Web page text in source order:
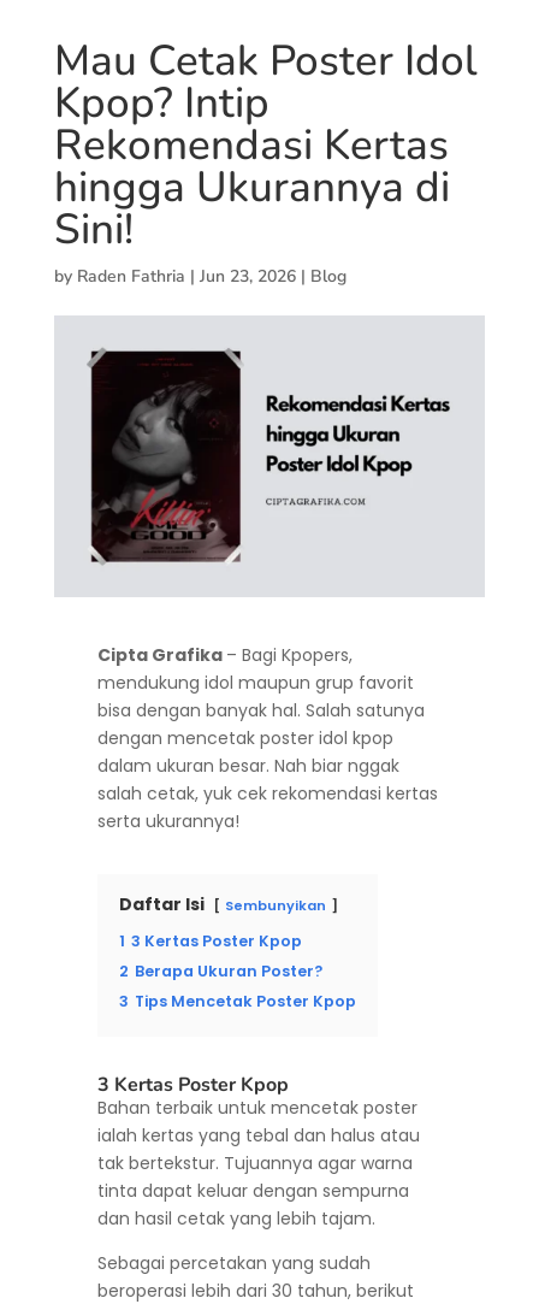
Mau Cetak Poster Idol
Kpop? Intip
Rekomendasi Kertas
hingga Ukurannya di
Sini!
by Raden Fathria | Jun 23, 2026| Blog
Cipta Grafika – Bagi Kpopers,
mendukung idol maupun grup favorit
bisa dengan banyak hal. Salah satunya
dengan mencetak poster idol kpop
dalam ukuran besar. Nah biar nggak
salah cetak, yuk cek rekomendasi kertas
serta ukurannya!
Daftar Isi Sembunyikan
1 3 Kertas Poster Kpop
2 Berapa Ukuran Poster?
3 Tips Mencetak Poster Kpop
3 Kertas Poster Kpop
Bahan terbaik untuk mencetak poster
ialah kertas yang tebal dan halus atau
tak bertekstur. Tujuannya agar warna
tinta dapat keluar dengan sempurna
dan hasil cetak yang lebih tajam.
Sebagai percetakan yang sudah
beroperasi lebih dari 30 tahun, berikut